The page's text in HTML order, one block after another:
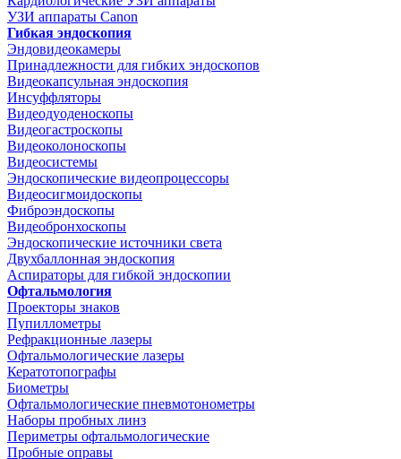
УЗИ аппараты Canon
Гибкая эндоскопия
Эндовидеокамеры
Принадлежности для гибких эндоскопов
Видеокапсульная эндоскопия
Инсуффляторы
Видеодуоденоскопы
Видеогастроскопы
Видеоколоноскопы
Видеосистемы
Эндоскопические видеопроцессоры
Видеосигмоидоскопы
Фиброэндоскопы
Видеобронхоскопы
Эндоскопические источники света
Двухбаллонная эндоскопия
Аспираторы для гибкой эндоскопии
Офтальмология
Проекторы знаков
Пупиллометры
Рефракционные лазеры
Офтальмологические лазеры
Кератотопографы
Биометры
Офтальмологические пневмотонометры
Наборы пробных линз
Периметры офтальмологические
Пробные оправы